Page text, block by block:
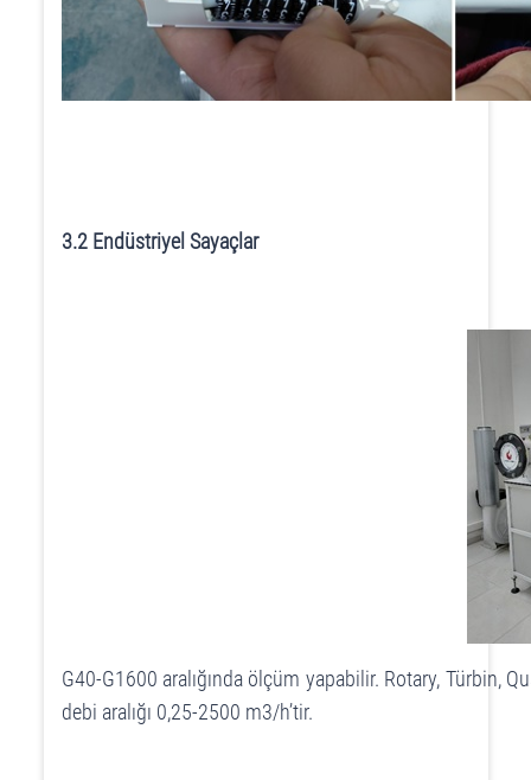
3.2 Endüstriyel Sayaçlar
G40-G1600 aralığında ölçüm yapabilir. Rotary, Türbin,
debi aralığı 0,25-2500 m3/h’tir.